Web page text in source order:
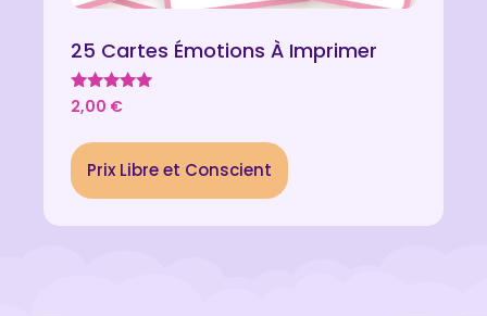
25 Cartes Émotions À Imprimer
Note
5.00
2,00 €
Prix Libre et Conscient